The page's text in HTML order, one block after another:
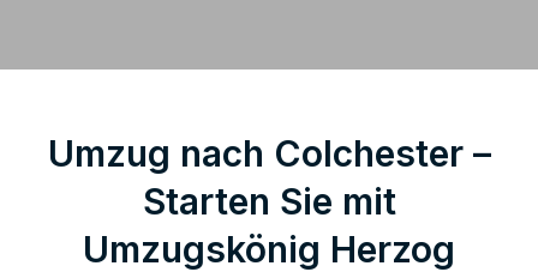
Umzug nach Colchester –
Starten Sie mit
Umzugskönig Herzog